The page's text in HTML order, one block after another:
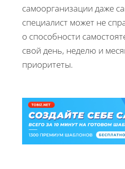
самоорганизации даже
специалист может не
о способности
свой день, неделю и
приоритеты.